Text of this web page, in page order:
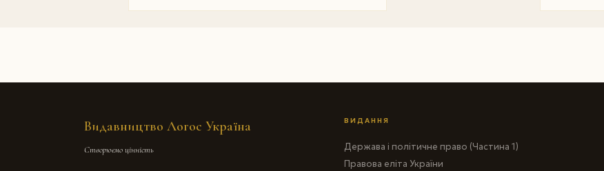
Видавництво Логос Україна
Створюємо цінність
ВИДАННЯ
Держава і політичне право (Частина 1)
Правова еліта України